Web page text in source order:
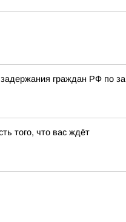
граждан РФ по
того, что вас ждёт